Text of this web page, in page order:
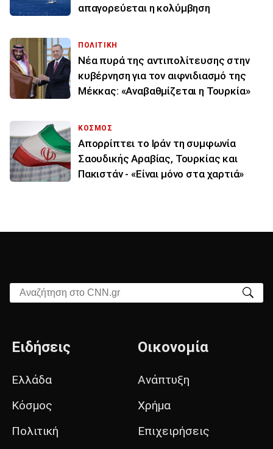
απαγορεύεται η κολύμβηση
ΠΟΛΙΤΙΚΗ
Νέα πυρά της αντιπολίτευσης στην
κυβέρνηση για τον αιφνιδιασμό της
Μέκκας: «Αναβαθμίζεται η Τουρκία»
ΚΟΣΜΟΣ
Απορρίπτει το Ιράν τη συμφωνία
Σαουδικής Αραβίας, Τουρκίας και
Πακιστάν - «Είναι μόνο στα χαρτιά»
Αναζήτηση στο CNN.gr
Ειδήσεις
Ελλάδα
Κόσμος
Πολιτική
Οικονομία
Ανάπτυξη
Χρήμα
Επιχειρήσεις